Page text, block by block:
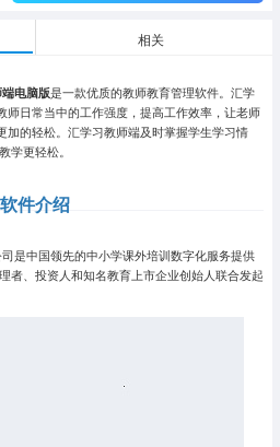
相关
电脑版是一款优质的教师教育管理软件。汇学
师日常当中的工作强度，提高工作效率，让老师
加的轻松。汇学习教师端及时掌握学生学习情
学更轻松。
软件介绍
是中国领先的中小学课外培训数字化服务提供
者、投资人和知名教育上市企业创始人联合发起